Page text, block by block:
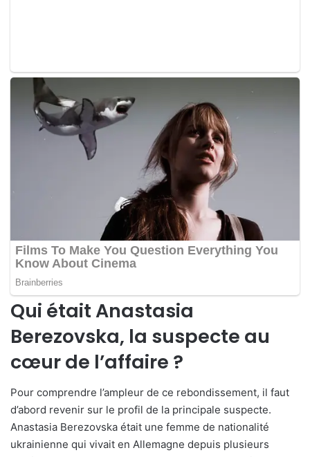
Qui était Anastasia
Berezovska, la suspecte au
cœur de l’affaire ?
Pour comprendre l’ampleur de ce rebondissement, il faut
d’abord revenir sur le profil de la principale suspecte.
Anastasia Berezovska était une femme de nationalité
ukrainienne qui vivait en Allemagne depuis plusieurs